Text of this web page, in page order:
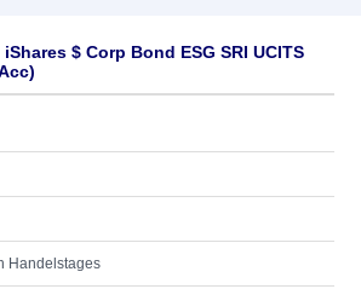
$ Corp Bond ESG SRI​ UCITS
Handelstages